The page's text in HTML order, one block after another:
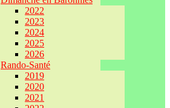
2022
2023
2024
2025
2026
Rando-Santé
2019
2020
2021